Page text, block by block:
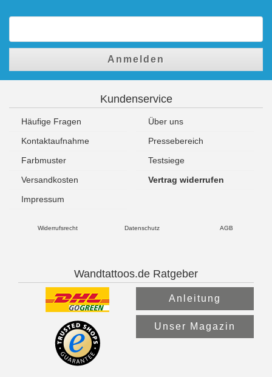
Anmelden
Kundenservice
Häufige Fragen
Über uns
Kontaktaufnahme
Pressebereich
Farbmuster
Testsiege
Versandkosten
Vertrag widerrufen
Impressum
Widerrufsrecht Datenschutz AGB
Wandtattoos.de Ratgeber
Anleitung
Unser Magazin